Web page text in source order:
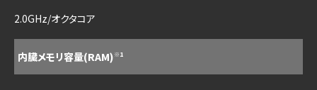
2.0GHz/オクタコア
内臓メモリ容量(RAM)※1